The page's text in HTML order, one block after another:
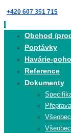
Skip
to
content
+420 607 351 715
Obchod /
Poptávky
Havárie-
Reference
Dokumenty
Přeprava